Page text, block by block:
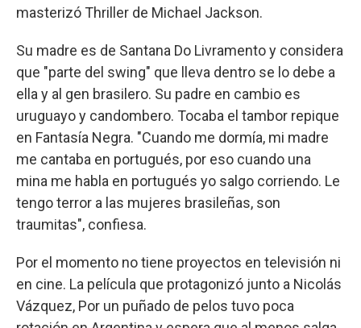
masterizó Thriller de Michael Jackson.
Su madre es de Santana Do Livramento y considera
que "parte del swing" que lleva dentro se lo debe a
ella y al gen brasilero. Su padre en cambio es
uruguayo y candombero. Tocaba el tambor repique
en Fantasía Negra. "Cuando me dormía, mi madre
me cantaba en portugués, por eso cuando una
mina me habla en portugués yo salgo corriendo. Le
tengo terror a las mujeres brasileñas, son
traumitas", confiesa.
Por el momento no tiene proyectos en televisión ni
en cine. La película que protagonizó junto a Nicolás
Vázquez, Por un puñado de pelos tuvo poca